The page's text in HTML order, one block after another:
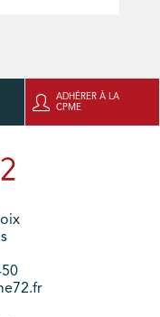
ADHÉRER À LA
CPME